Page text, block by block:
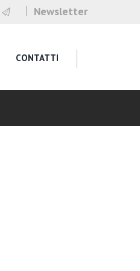
Newsletter
CONTATTI